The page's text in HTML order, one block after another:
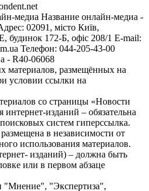
медиа Название онлайн-медиа -
02091, місто Київ,
172-Б, офіс 208/1 E-mail:
Телефон: 044-205-43-00
- R40-06068
материалов, размещённых на
условии ссылки на
со страницы «Новости
изданий – обязательна
систем гиперссылка.
в независимости от
использования материалов.
изданий) – должна быть
или в первом абзаце
"Мнение", "Экспертиза",